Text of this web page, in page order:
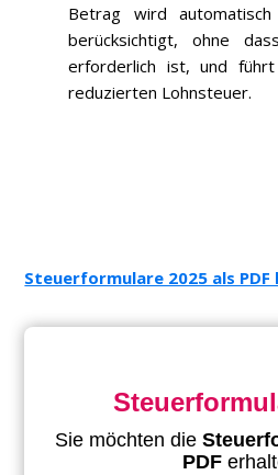
Betrag wird
berücksichtigt, ohne
erforderlich ist, und
reduzierten Lohnsteuer.
Steuerformulare 2025 als
Sie möchten die
PDF